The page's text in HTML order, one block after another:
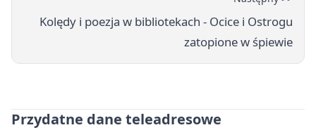
Kolędy i poezja w bibliotekach - Ocice i Ostrogu
zatopione w śpiewie
Przydatne dane teleadresowe